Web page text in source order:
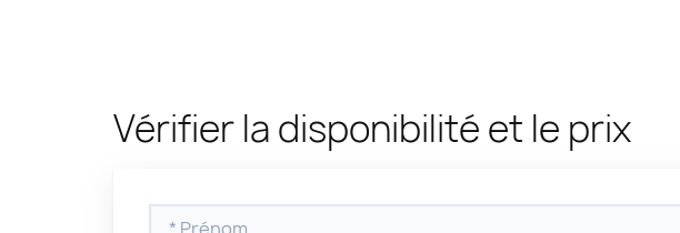
Vérifier la disponibilité et le prix